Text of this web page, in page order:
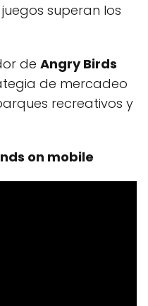
superan los
de Angry Birds
de mercadeo
recreativos y
on mobile